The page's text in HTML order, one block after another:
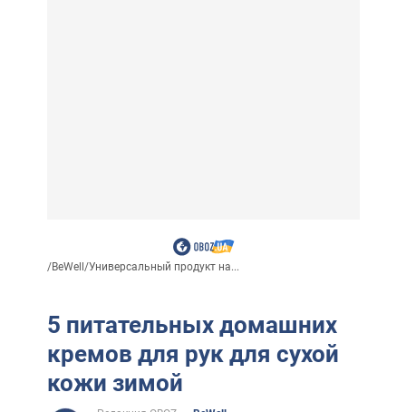
/BeWell/Универсальный продукт на...
5 питательных домашних
кремов для рук для сухой
кожи зимой